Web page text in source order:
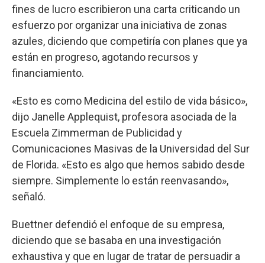
fines de lucro escribieron una carta criticando un
esfuerzo por organizar una iniciativa de zonas
azules, diciendo que competiría con planes que ya
están en progreso, agotando recursos y
financiamiento.
«Esto es como Medicina del estilo de vida básico»,
dijo Janelle Applequist, profesora asociada de la
Escuela Zimmerman de Publicidad y
Comunicaciones Masivas de la Universidad del Sur
de Florida. «Esto es algo que hemos sabido desde
siempre. Simplemente lo están reenvasando»,
señaló.
Buettner defendió el enfoque de su empresa,
diciendo que se basaba en una investigación
exhaustiva y que en lugar de tratar de persuadir a